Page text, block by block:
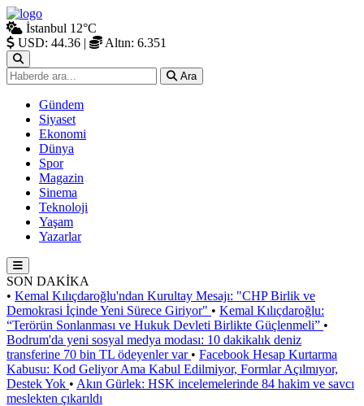
İstanbul 12°C
USD: 44.36 | Altın: 6.351
Ara
Gündem
Siyaset
Ekonomi
Dünya
Spor
Magazin
Sinema
Teknoloji
Yaşam
Yazarlar
SON DAKİKA
• Kemal Kılıçdaroğlu'ndan Kurultay Mesajı: "CHP Birlik ve
Demokrasi İçinde Yeni Sürece Giriyor" • Kemal Kılıçdaroğlu:
“Terörün Sonlanması ve Hukuk Devleti Birlikte Güçlenmeli” •
Bodrum'da yeni sosyal medya modası: 10 dakikalık deniz
transferine 70 bin TL ödeyenler var • Facebook Hesap Kurtarma
Kabusu: Kod Geliyor Ama Kabul Edilmiyor, Formlar Açılmıyor,
Destek Yok • Akın Gürlek: HSK incelemelerinde 84 hakim ve savcı
meslekten çıkarıldı